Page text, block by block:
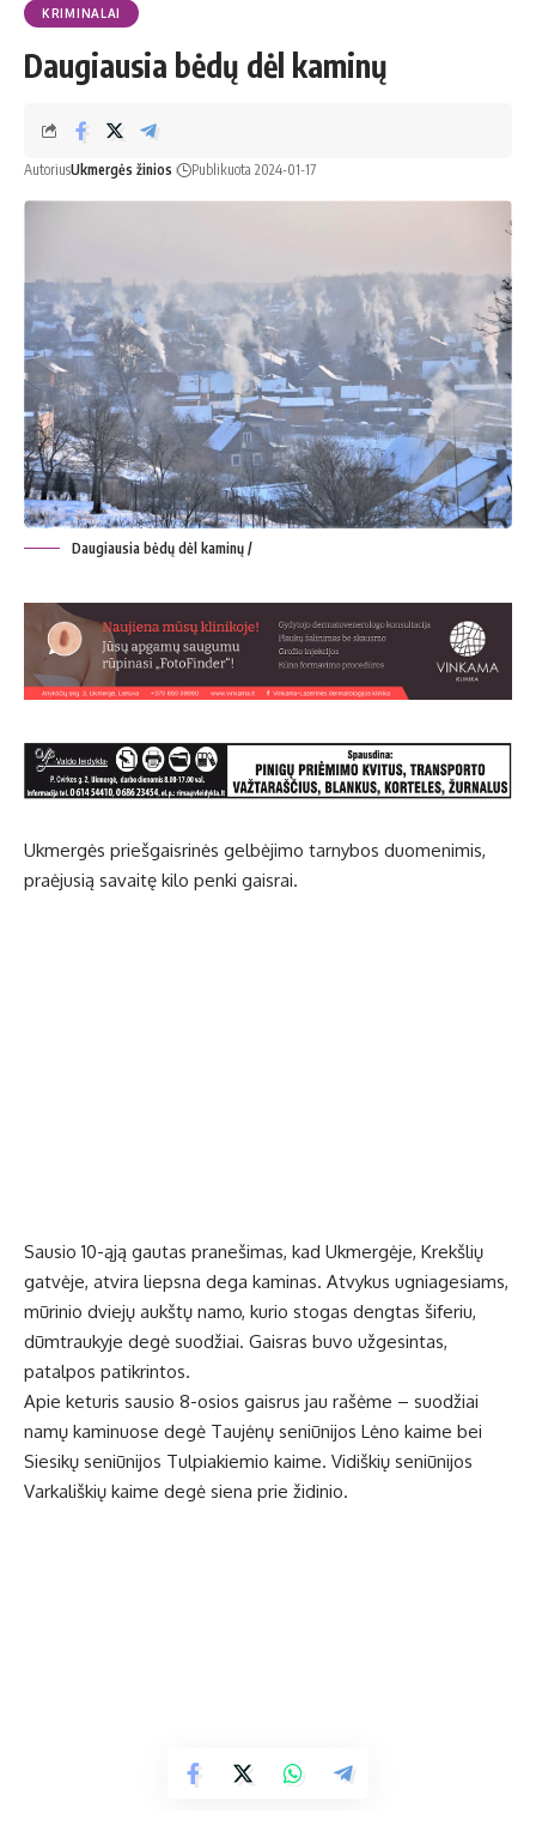
KRIMINALAI
Daugiausia bėdų dėl kaminų
AutoriusUkmergės žinios Publikuota 2024-01-17
Daugiausia bėdų dėl kaminų /
Ukmergės priešgaisrinės gelbėjimo tarnybos duomenimis,
praėjusią savaitę kilo penki gaisrai.
Sausio 10-ąją gautas pranešimas, kad Ukmergėje, Krekšlių
gatvėje, atvira liepsna dega kaminas. Atvykus ugniagesiams,
mūrinio dviejų aukštų namo, kurio stogas dengtas šiferiu,
dūmtraukyje degė suodžiai. Gaisras buvo užgesintas,
patalpos patikrintos.
Apie keturis sausio 8-osios gaisrus jau rašėme – suodžiai
namų kaminuose degė Taujėnų seniūnijos Lėno kaime bei
Siesikų seniūnijos Tulpiakiemio kaime. Vidiškių seniūnijos
Varkališkių kaime degė siena prie židinio.